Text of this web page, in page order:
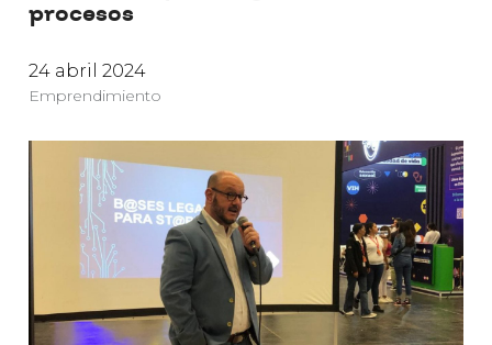
procesos
24 abril 2024
Emprendimiento